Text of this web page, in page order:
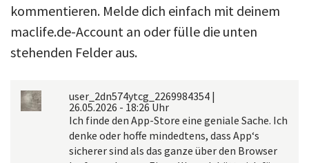
kommentieren. Melde dich einfach mit deinem
maclife.de-Account an oder fülle die unten
stehenden Felder aus.
user_2dn574ytcg_2269984354 |
26.05.2026 - 18:26 Uhr
Ich finde den App-Store eine geniale Sache. Ich
denke oder hoffe mindedtens, dass App‘s
sicherer sind als das ganze über den Browser